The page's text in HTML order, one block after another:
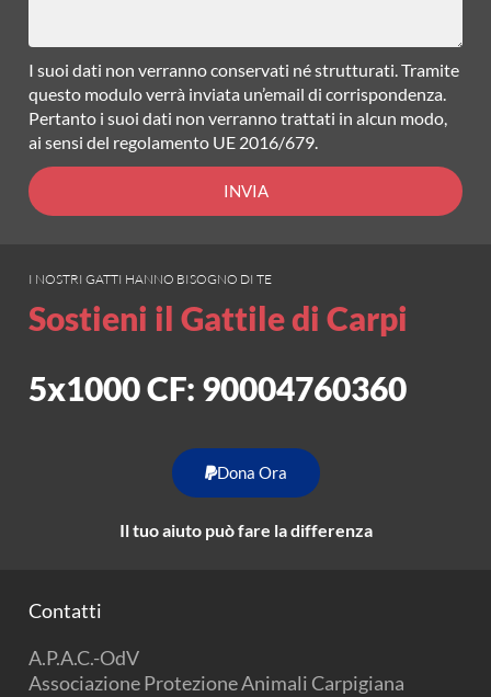
I suoi dati non verranno conservati né strutturati. Tramite
questo modulo verrà inviata un’email di corrispondenza.
Pertanto i suoi dati non verranno trattati in alcun modo,
ai sensi del regolamento UE 2016/679.
INVIA
I NOSTRI GATTI HANNO BISOGNO DI TE
Sostieni il Gattile di Carpi
5x1000 CF: 90004760360
Dona Ora
Il tuo aiuto può fare la differenza
Contatti
A.P.A.C.-OdV
Associazione Protezione Animali Carpigiana